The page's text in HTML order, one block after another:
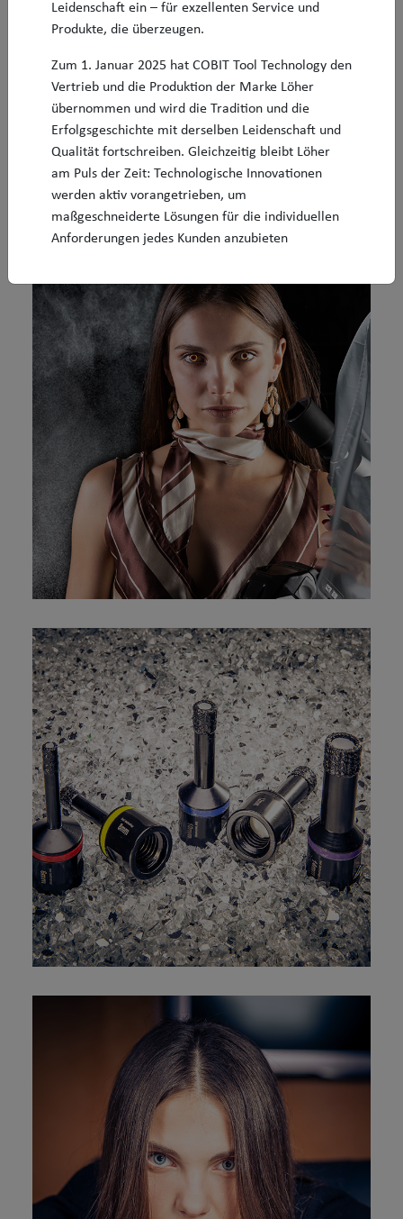
Leidenschaft ein – für exzellenten Service und
Produkte, die überzeugen.
Zum 1. Januar 2025 hat COBIT Tool Technology den
Vertrieb und die Produktion der Marke Löher
übernommen und wird die Tradition und die
Erfolgsgeschichte mit derselben Leidenschaft und
Qualität fortschreiben. Gleichzeitig bleibt Löher
am Puls der Zeit: Technologische Innovationen
werden aktiv vorangetrieben, um
maßgeschneiderte Lösungen für die individuellen
Anforderungen jedes Kunden anzubieten